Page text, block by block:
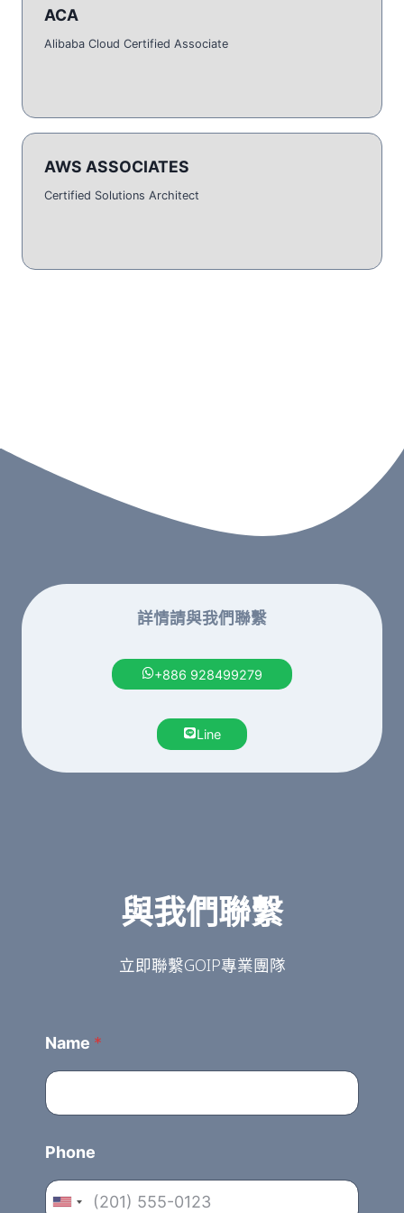
ACA
Alibaba Cloud Certified Associate
AWS ASSOCIATES
Certified Solutions Architect
詳情請與我們聯繫
+886 928499279
Line
與我們聯繫
立即聯繫GOIP專業團隊
Name *
Phone
U